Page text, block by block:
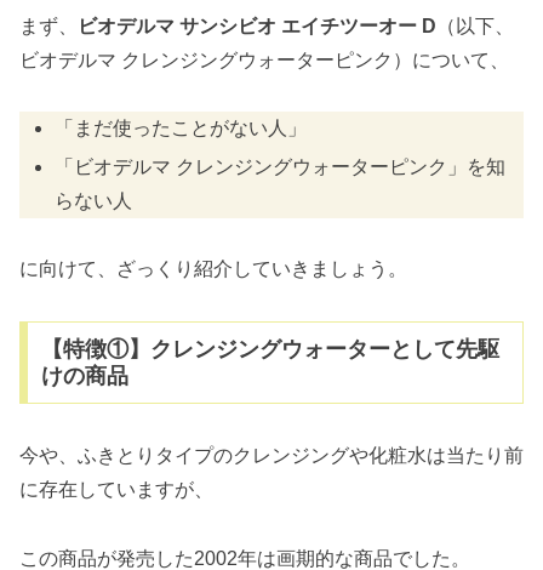
まず、 ビオデルマ サンシビオ エイチツーオー D （以下、
ビオデルマ クレンジングウォーターピンク）について、
「まだ使ったことがない人」
「ビオデルマ クレンジングウォーターピンク」を知
らない人
に向けて、ざっくり紹介していきましょう。
【特徴①】クレンジングウォーターとして先駆
けの商品
今や、ふきとりタイプのクレンジングや化粧水は当たり前
に存在していますが、
この商品が発売した2002年は画期的な商品でした。